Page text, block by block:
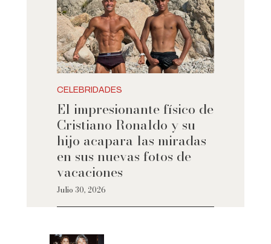
CELEBRIDADES
El impresionante físico de
Cristiano Ronaldo y su
hijo acapara las miradas
en sus nuevas fotos de
vacaciones
Julio 30, 2026